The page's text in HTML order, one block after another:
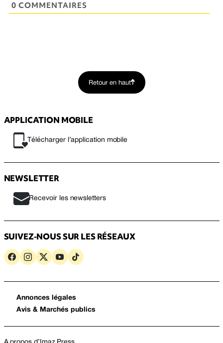
0 COMMENTAIRES
Retour en haut
APPLICATION MOBILE
Télécharger l’application mobile
NEWSLETTER
Recevoir les newsletters
SUIVEZ-NOUS SUR LES RÉSEAUX
Annonces légales
Avis & Marchés publics